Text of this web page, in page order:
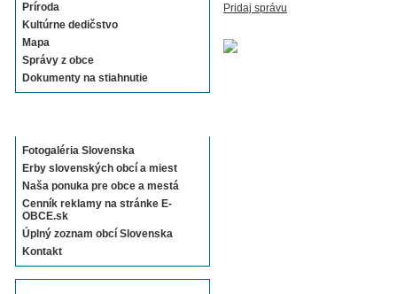
Príroda
Kultúrne dedičstvo
Mapa
Správy z obce
Dokumenty na stiahnutie
Fotogaléria Slovenska
Erby slovenských obcí a miest
Naša ponuka pre obce a mestá
Cenník reklamy na stránke E-
OBCE.sk
Úplný zoznam obcí Slovenska
Kontakt
Pridaj správu